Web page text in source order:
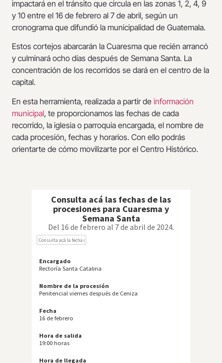
impactará en el tránsito que circula en las zonas 1, 2, 4, 9
y 10 entre el 16 de febrero al 7 de abril, según un
cronograma que difundió la municipalidad de Guatemala.
Estos cortejos abarcarán la Cuaresma que recién arrancó
y culminará ocho días después de Semana Santa. La
concentración de los recorridos se dará en el centro de la
capital.
En esta herramienta, realizada a partir de información
municipal, te proporcionamos las fechas de cada
recorrido, la iglesia o parroquia encargada, el nombre de
cada procesión, fechas y horarios. Con ello podrás
orientarte de cómo movilizarte por el Centro Histórico.